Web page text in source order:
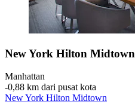
New York Hilton Midtown
Manhattan
‐0,88 km dari pusat kota
New York Hilton Midtown